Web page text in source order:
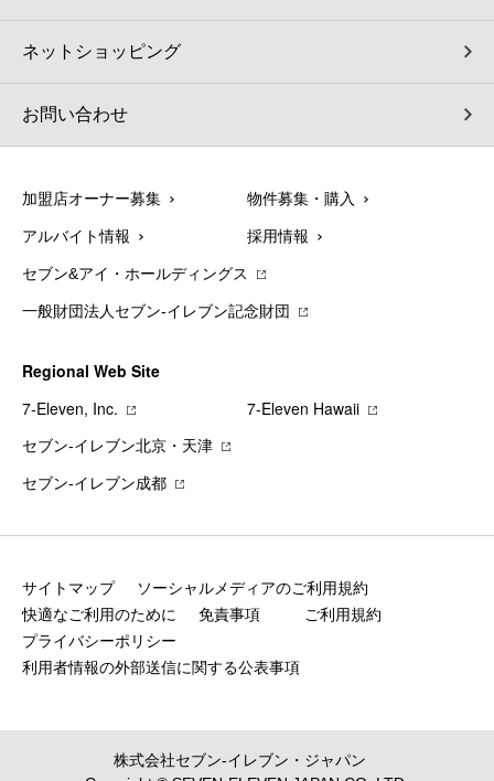
ネットショッピング
お問い合わせ
加盟店オーナー募集 物件募集・購入
アルバイト情報 採用情報
セブン&アイ・ホールディングス
一般財団法人セブン-イレブン記念財団
Regional Web Site
7‐Eleven, Inc.
7‐Eleven Hawaii
セブン‐イレブン北京・天津
セブン‐イレブン成都
サイトマップ
ソーシャルメディアのご利用規約
快適なご利用のために
免責事項
ご利用規約
プライバシーポリシー
利用者情報の外部送信に関する公表事項
株式会社セブン‐イレブン・ジャパン